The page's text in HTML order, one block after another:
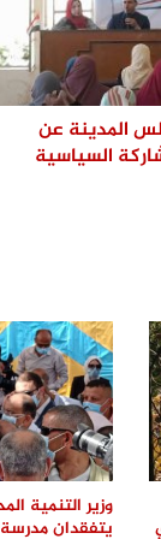
المدينة عن
السياسية
وزير التنمية
يتفقدان مدرسة